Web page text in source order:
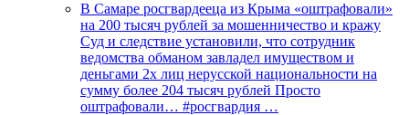
В Самаре росгвардееца из Крыма «оштрафовали»
на 200 тысяч рублей за мошенничество и кражу
Суд и следствие установили, что сотрудник
ведомства обманом завладел имуществом и
деньгами 2х лиц нерусской национальности на
сумму более 204 тысяч рублей Просто
оштрафовали… #росгвардия …